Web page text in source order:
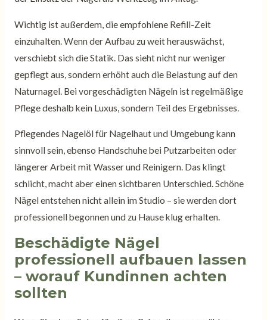
Wichtig ist außerdem, die empfohlene Refill-Zeit
einzuhalten. Wenn der Aufbau zu weit herauswächst,
verschiebt sich die Statik. Das sieht nicht nur weniger
gepflegt aus, sondern erhöht auch die Belastung auf den
Naturnagel. Bei vorgeschädigten Nägeln ist regelmäßige
Pflege deshalb kein Luxus, sondern Teil des Ergebnisses.
Pflegendes Nagelöl für Nagelhaut und Umgebung kann
sinnvoll sein, ebenso Handschuhe bei Putzarbeiten oder
längerer Arbeit mit Wasser und Reinigern. Das klingt
schlicht, macht aber einen sichtbaren Unterschied. Schöne
Nägel entstehen nicht allein im Studio – sie werden dort
professionell begonnen und zu Hause klug erhalten.
Beschädigte Nägel
professionell aufbauen lassen
– worauf Kundinnen achten
sollten